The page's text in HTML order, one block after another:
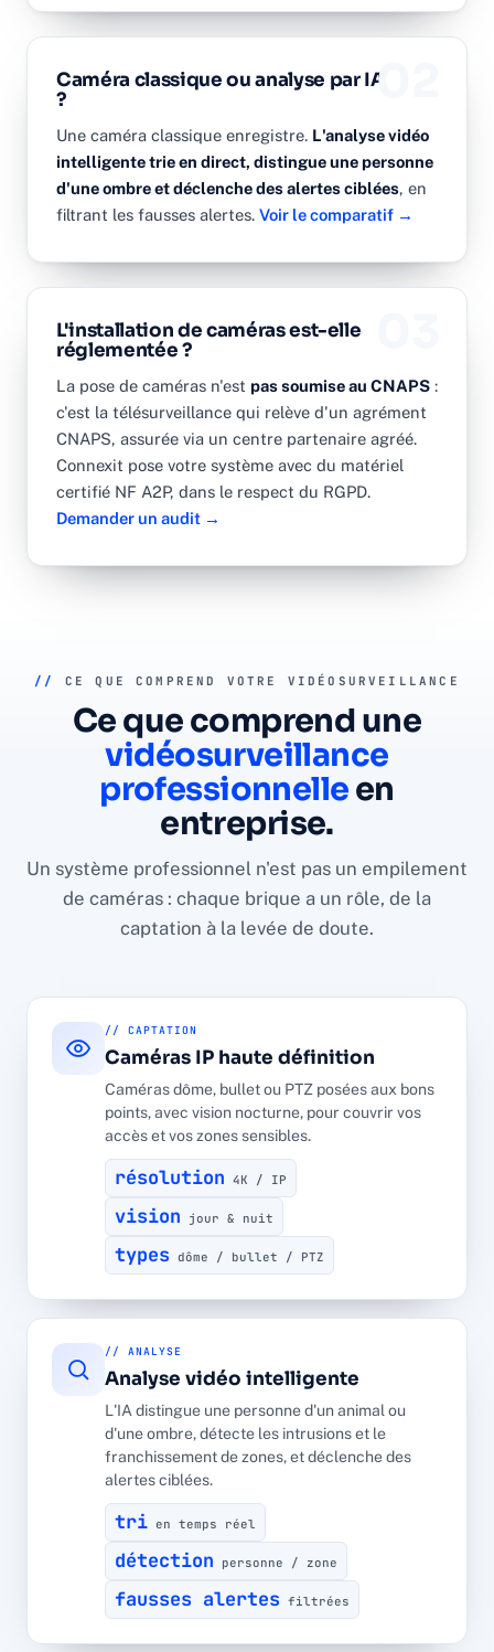
02
Caméra classique ou analyse par IA
?
Une caméra classique enregistre. L'analyse vidéo
intelligente trie en direct, distingue une personne
d'une ombre et déclenche des alertes ciblées, en
filtrant les fausses alertes. Voir le comparatif →
L'installation de caméras est-elle
réglementée ?
La pose de caméras n'est pas soumise au CNAPS :
c'est la télésurveillance qui relève d'un agrément
CNAPS, assurée via un centre partenaire agréé.
Connexit pose votre système avec du matériel
certifié NF A2P, dans le respect du RGPD.
Demander un audit →
// CE QUE COMPREND VOTRE VIDÉOSURVEILLANCE
Ce que comprend une
vidéosurveillance
professionnelleen
entreprise.
Un système professionnel n'est pas un empilement
de caméras : chaque brique a un rôle, de la
captation à la levée de doute.
// CAPTATION
Caméras IP haute définition
Caméras dôme, bullet ou PTZ posées aux bons
points, avec vision nocturne, pour couvrir vos
accès et vos zones sensibles.
résolution 4K / IP
vision jour & nuit
types dôme / bullet / PTZ
// ANALYSE
Analyse vidéo intelligente
L'IA distingue une personne d'un animal ou
d'une ombre, détecte les intrusions et le
franchissement de zones, et déclenche des
alertes ciblées.
tri en temps réel
détection personne / zone
fausses alertes filtrées